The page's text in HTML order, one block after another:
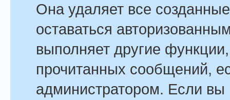
Она удаляет все
оставаться
выполняет другие
прочитанных сообщений,
администратором. Если вы